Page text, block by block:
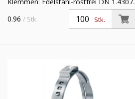
Einlagering: Edelstahl-rostfrei DIN
1.4310 VE: 100
Stk.
0.96 / Stk.